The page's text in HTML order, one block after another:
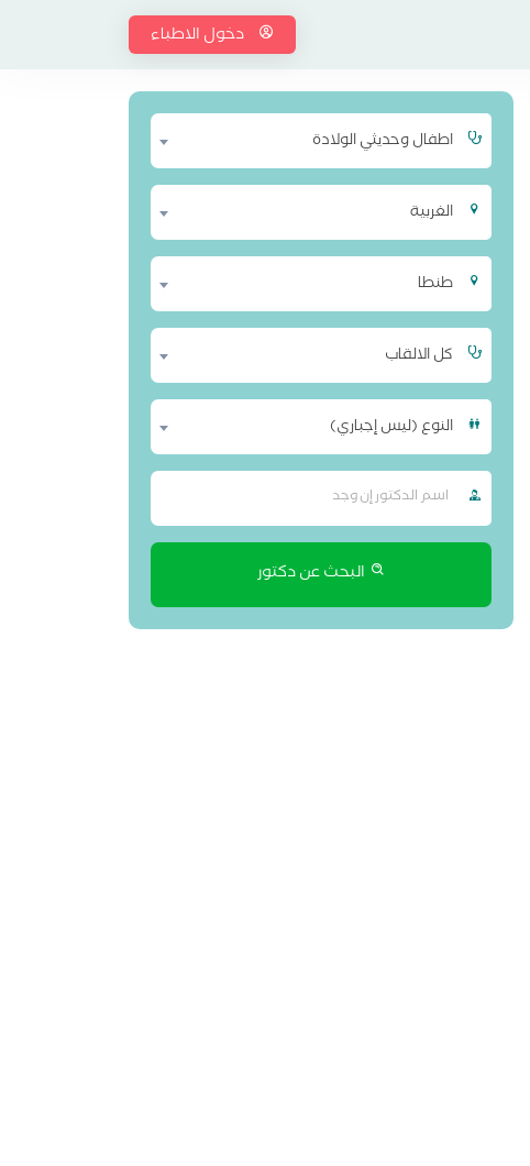
دخول الاطباء
اطفال وحديثي الولادة
الغربية
طنطا
كل الالقاب
النوع (ليس إجباري)
البحث عن دكتور